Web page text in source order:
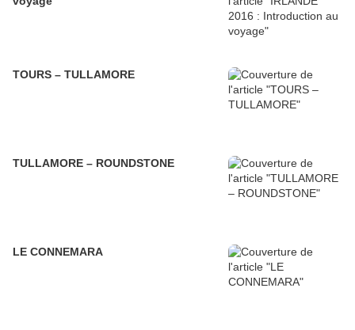
TOURS – TULLAMORE
TULLAMORE – ROUNDSTONE
LE CONNEMARA